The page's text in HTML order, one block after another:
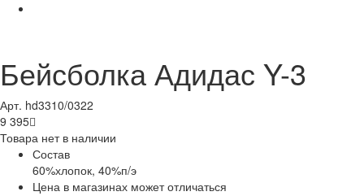
Бейсболка Адидас Y-3
Арт. hd3310/0322
9 395
Товара нет в наличии
Состав
60%хлопок, 40%п/э
Цена в магазинах может отличаться